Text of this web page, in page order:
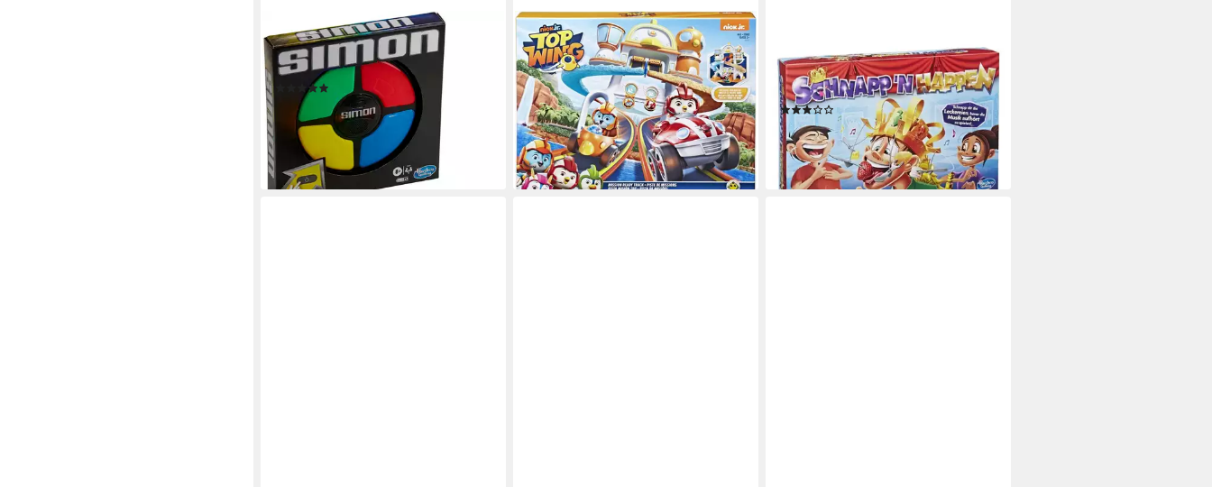
HASBRO
Spiel Simon, Geschicklichkeitsspiel,
mit Licht- und Soundeffekt
ab 22,48 € UVP26,99 €
-17%
lieferbar - in 1-2 Werktagen bei dir
HASBRO
Spiel Hasbro Playskool Top Wing
Turbo-Piste Spielset mit Rod Flitzer
28,89 €
lieferbar - in 3-4 Werktagen bei dir
Spiel Gaming Schnapp n Happen
Party Fun Kinder-Geburtsta,
Familien-Spiel lustig
(2)
24,99 € UVP39,99 €
-38%
lieferbar - in 3-4 Werktagen bei dir